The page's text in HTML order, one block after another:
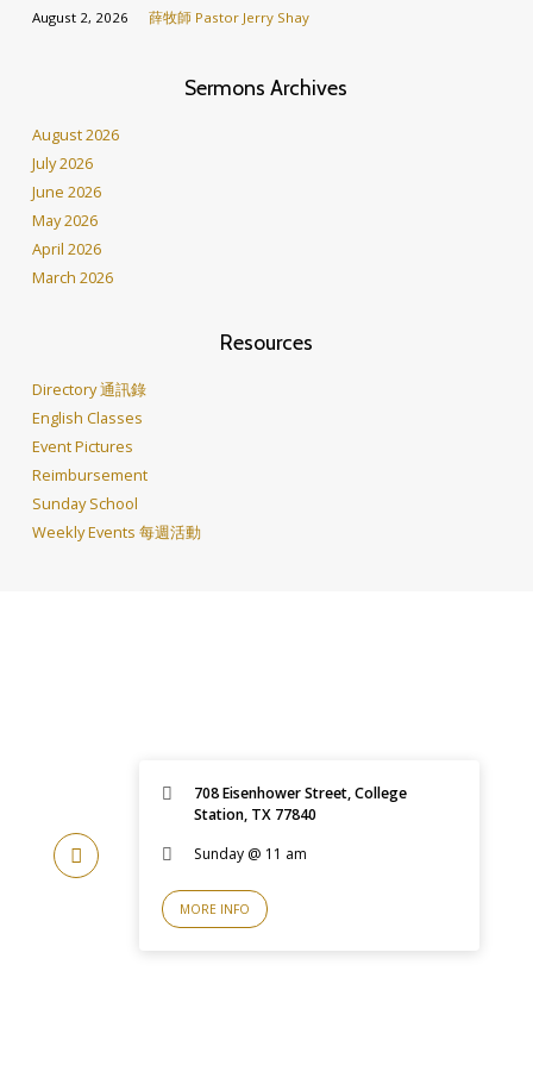
August 2, 2026 薛牧師 Pastor Jerry Shay
Sermons Archives
August 2026
July 2026
June 2026
May 2026
April 2026
March 2026
Resources
Directory 通訊錄
English Classes
Event Pictures
Reimbursement
Sunday School
Weekly Events 每週活動
708 Eisenhower Street, College
Station, TX 77840
Sunday @ 11 am
MORE INFO